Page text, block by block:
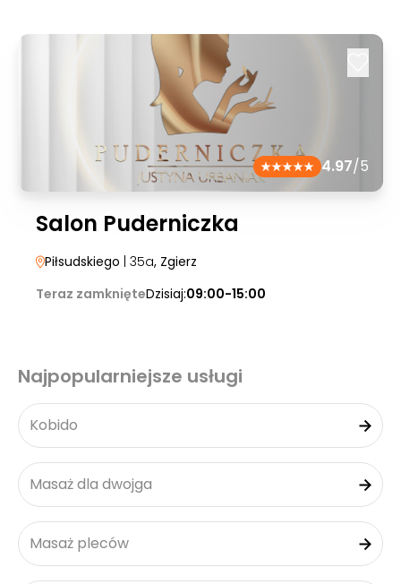
4.97/5
Salon Puderniczka
Piłsudskiego | 35a, Zgierz
Teraz zamknięteDzisiaj:09:00-15:00
Najpopularniejsze usługi
Kobido
Masaż dla dwojga
Masaż pleców